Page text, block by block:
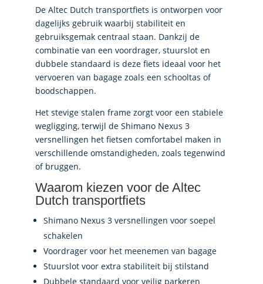
De Altec Dutch transportfiets is ontworpen voor
dagelijks gebruik waarbij stabiliteit en
gebruiksgemak centraal staan. Dankzij de
combinatie van een voordrager, stuurslot en
dubbele standaard is deze fiets ideaal voor het
vervoeren van bagage zoals een schooltas of
boodschappen.
Het stevige stalen frame zorgt voor een stabiele
wegligging, terwijl de Shimano Nexus 3
versnellingen het fietsen comfortabel maken in
verschillende omstandigheden, zoals tegenwind
of bruggen.
Waarom kiezen voor de Altec
Dutch transportfiets
Shimano Nexus 3 versnellingen voor soepel
schakelen
Voordrager voor het meenemen van bagage
Stuurslot voor extra stabiliteit bij stilstand
Dubbele standaard voor veilig parkeren